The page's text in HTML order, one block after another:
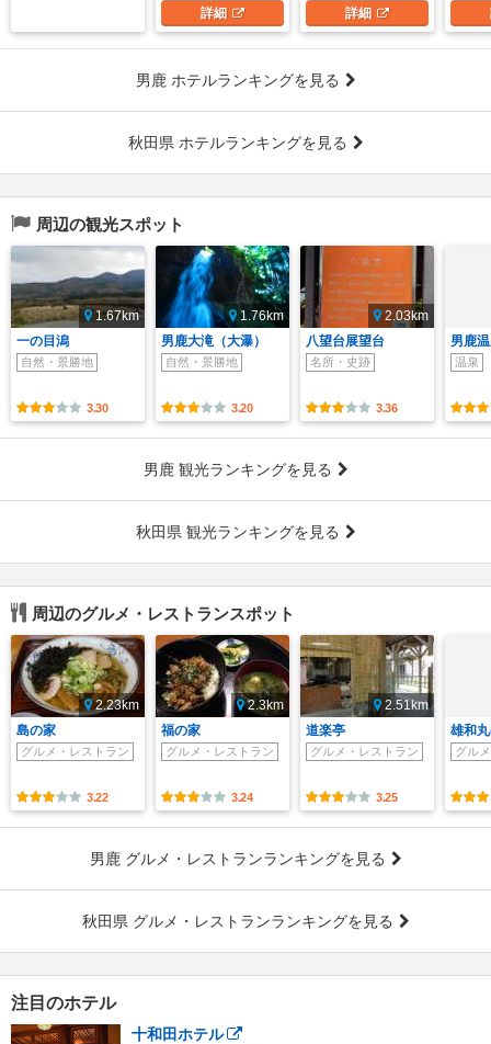
詳細
詳細
男鹿 ホテルランキングを見る
秋田県 ホテルランキングを見る
周辺の観光スポット
1.67km
一の目潟
自然・景勝地
3.30
1.76km
男鹿大滝（大瀑）
自然・景勝地
3.20
2.03km
八望台展望台
名所・史跡
3.36
男鹿
温泉
男鹿 観光ランキングを見る
秋田県 観光ランキングを見る
周辺のグルメ・レストランスポット
2.23km
島の家
グルメ・レストラン
3.22
2.3km
福の家
グルメ・レストラン
3.24
2.51km
道楽亭
グルメ・レストラン
3.25
雄和
グル
男鹿 グルメ・レストランランキングを見る
秋田県 グルメ・レストランランキングを見る
注目のホテル
十和田ホテル